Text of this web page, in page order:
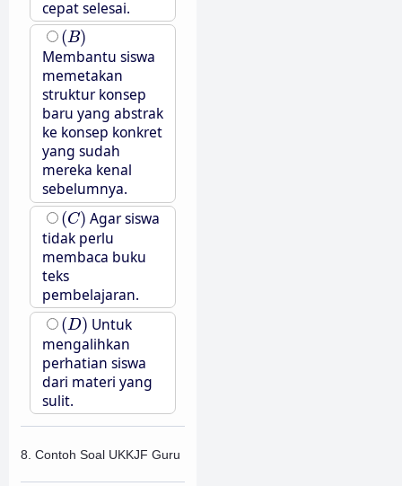
cepat selesai.
(B)
(B)
Membantu siswa
memetakan
struktur konsep
baru yang abstrak
ke konsep konkret
yang sudah
mereka kenal
sebelumnya.
(C)
(C) Agar siswa
tidak perlu
membaca buku
teks
pembelajaran.
(D)
(D) Untuk
mengalihkan
perhatian siswa
dari materi yang
sulit.
8. Contoh Soal UKKJF Guru